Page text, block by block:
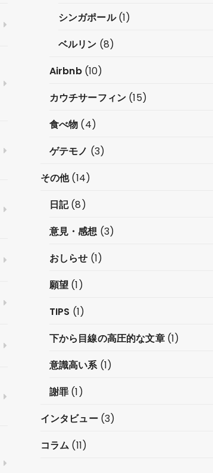
シンガポール(1)
ベルリン (8)
Airbnb(10)
カウチサーフィン (15)
食べ物 (4)
ゲテモノ (3)
その他(14)
日記(8)
意見・感想(3)
おしらせ (1)
願望 (1)
TIPS (1)
下から目線の高圧的な文章(1)
意識高い系(1)
謝罪 (1)
インタビュー(3)
コラム (11)